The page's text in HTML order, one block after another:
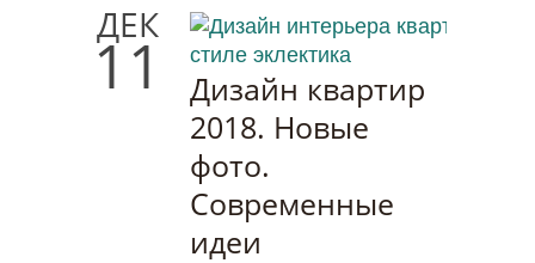
ДЕК
11
Дизайн квартир
2018. Новые
фото.
Современные
идеи